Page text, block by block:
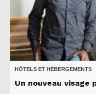
HÔTELS ET HÉBERGEMENTS
Un nouveau visage